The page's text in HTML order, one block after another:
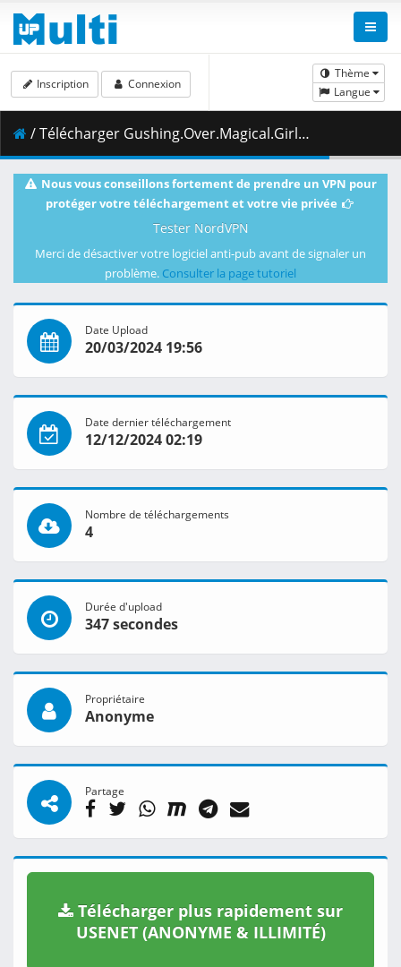
Thème
Langue
Inscription Connexion
/ Télécharger Gushing.Over.Magical.Girls.S01E12.Supreme.Commander.Magia.Baiser.Calls.the.Shots.1080p.HIDI.WEB-DL.AAC2.0.H.264-VARYG.mkv.001 ( 464.49 MB )
Nous vous conseillons fortement de prendre un VPN pour
protéger votre téléchargement et votre vie privée
Tester NordVPN
Merci de désactiver votre logiciel anti-pub avant de signaler un
problème. Consulter la page tutoriel
Date Upload
20/03/2024 19:56
Date dernier téléchargement
12/12/2024 02:19
Nombre de téléchargements
4
Durée d'upload
347 secondes
Propriétaire
Anonyme
Partage
Télécharger plus rapidement sur
USENET (ANONYME & ILLIMITÉ)